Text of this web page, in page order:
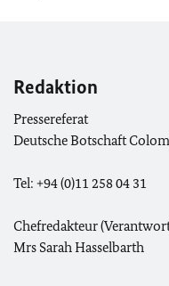
Redaktion
Pressereferat
Deutsche Botschaft
Tel: +94 (0)11 258 04 31
Chefredakteur
Mrs Sarah Hasselbarth